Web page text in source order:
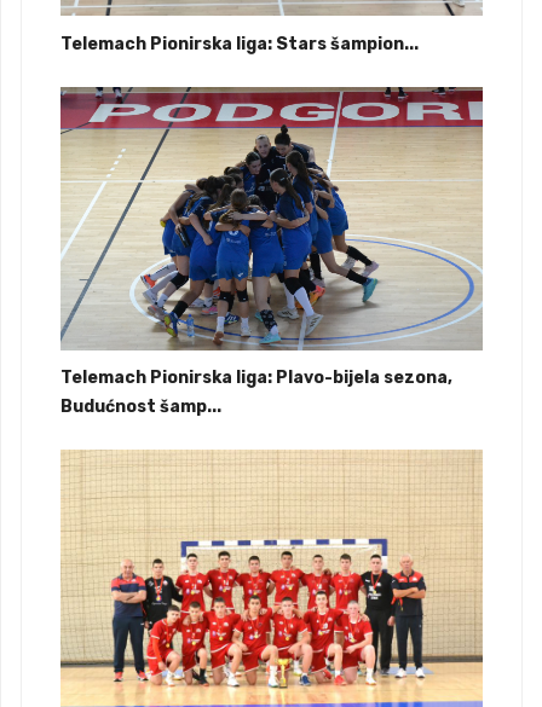
Telemach Pionirska liga: Stars šampion...
Telemach Pionirska liga: Plavo-bijela sezona,
Budućnost šamp...